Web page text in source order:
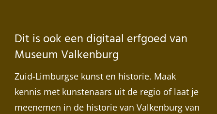
Dit is ook een digitaal erfgoed van
Museum Valkenburg
Zuid-Limburgse kunst en historie. Maak
kennis met kunstenaars uit de regio of laat je
meenemen in de historie van Valkenburg van